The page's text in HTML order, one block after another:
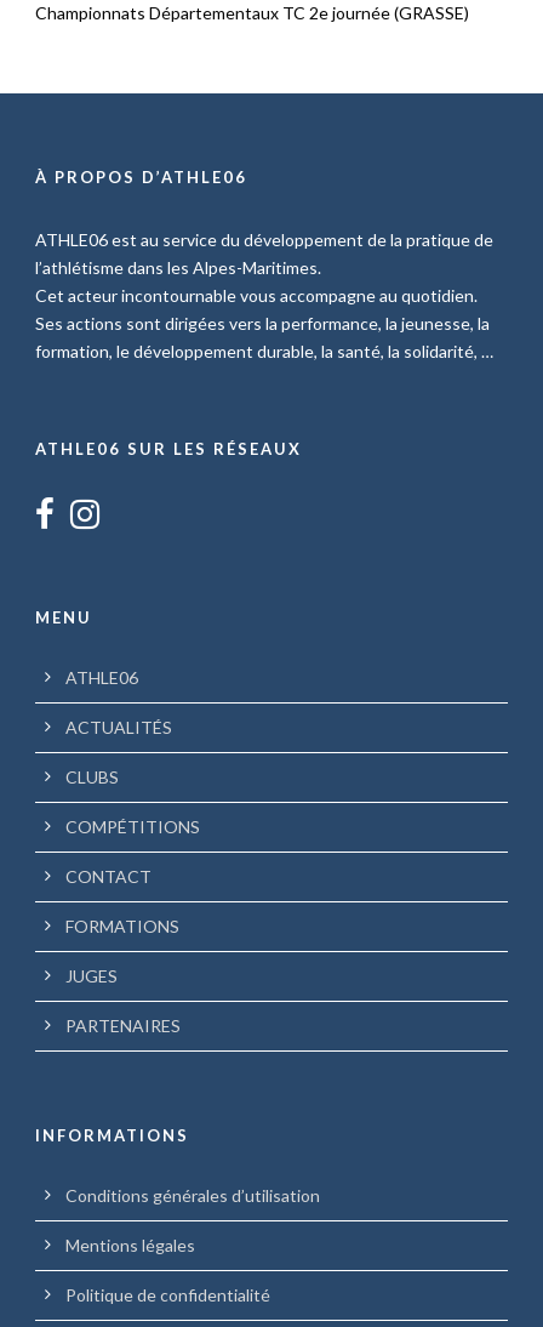
Championnats Départementaux TC 2e journée (GRASSE)
À PROPOS D’ATHLE06
ATHLE06 est au service du développement de la pratique de
l’athlétisme dans les Alpes-Maritimes.
Cet acteur incontournable vous accompagne au quotidien.
Ses actions sont dirigées vers la performance, la jeunesse, la
formation, le développement durable, la santé, la solidarité, …
ATHLE06 SUR LES RÉSEAUX
MENU
ATHLE06
ACTUALITÉS
CLUBS
COMPÉTITIONS
CONTACT
FORMATIONS
JUGES
PARTENAIRES
INFORMATIONS
Conditions générales d’utilisation
Mentions légales
Politique de confidentialité